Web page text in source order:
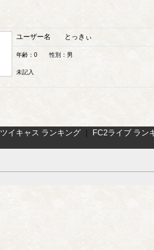
ユーザー名 とっきぃ
年齢：0 性別：男
未記入
ツイキャス ランキング
FC2ライブ ラン